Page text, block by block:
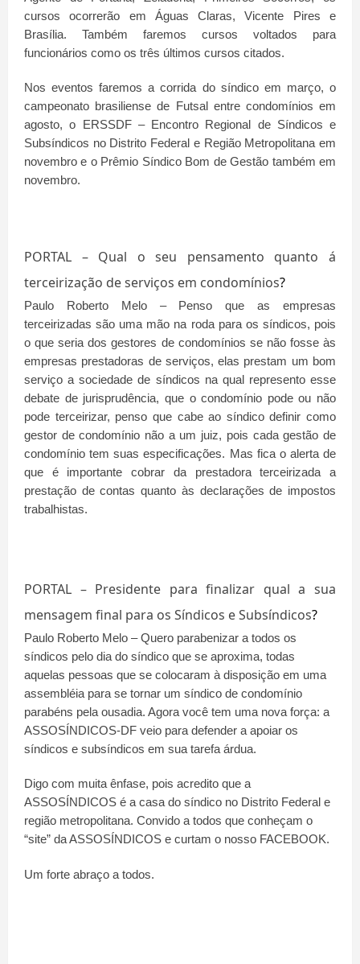
cursos ocorrerão em Águas Claras, Vicente Pires e
Brasília. Também faremos cursos voltados para
funcionários como os três últimos cursos citados.
Nos eventos faremos a corrida do síndico em março, o
campeonato brasiliense de Futsal entre condomínios em
agosto, o ERSSDF – Encontro Regional de Síndicos e
Subsíndicos no Distrito Federal e Região Metropolitana em
novembro e o Prêmio Síndico Bom de Gestão também em
novembro.
PORTAL – Qual o seu pensamento quanto á
terceirização de serviços em condomínios?
Paulo Roberto Melo – Penso que as empresas
terceirizadas são uma mão na roda para os síndicos, pois
o que seria dos gestores de condomínios se não fosse às
empresas prestadoras de serviços, elas prestam um bom
serviço a sociedade de síndicos na qual represento esse
debate de jurisprudência, que o condomínio pode ou não
pode terceirizar, penso que cabe ao síndico definir como
gestor de condomínio não a um juiz, pois cada gestão de
condomínio tem suas especificações. Mas fica o alerta de
que é importante cobrar da prestadora terceirizada a
prestação de contas quanto às declarações de impostos
trabalhistas.
PORTAL – Presidente para finalizar qual a sua
mensagem final para os Síndicos e Subsíndicos?
Paulo Roberto Melo – Quero parabenizar a todos os
síndicos pelo dia do síndico que se aproxima, todas
aquelas pessoas que se colocaram à disposição em uma
assembléia para se tornar um síndico de condomínio
parabéns pela ousadia. Agora você tem uma nova força: a
ASSOSÍNDICOS-DF veio para defender a apoiar os
síndicos e subsíndicos em sua tarefa árdua.
Digo com muita ênfase, pois acredito que a
ASSOSÍNDICOS é a casa do síndico no Distrito Federal e
região metropolitana. Convido a todos que conheçam o
“site” da ASSOSÍNDICOS e curtam o nosso FACEBOOK.
Um forte abraço a todos.